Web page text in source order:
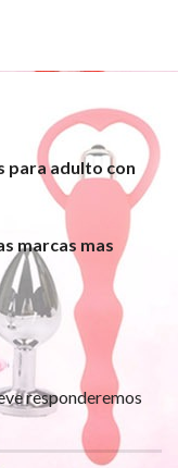
para adulto con
marcas mas
responderemos